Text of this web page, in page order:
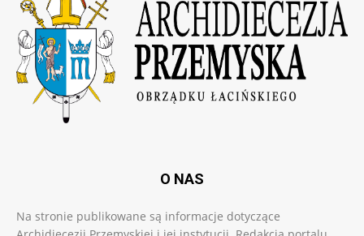
O NAS
Na stronie publikowane są informacje dotyczące